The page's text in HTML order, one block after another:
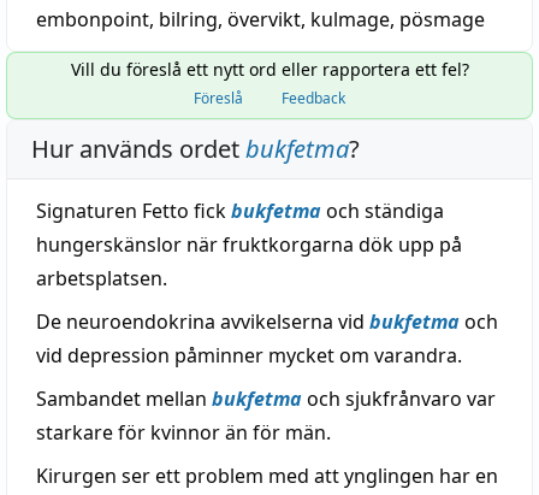
embonpoint, bilring, övervikt, kulmage, pösmage
Vill du föreslå ett nytt ord eller rapportera ett fel?
Föreslå Feedback
Hur används ordetbukfetma?
Signaturen Fetto fickbukfetmaoch ständiga
hungerskänslor när fruktkorgarna dök upp på
arbetsplatsen.
De neuroendokrina avvikelserna vid bukfetmaoch
vid depression påminner mycket om varandra.
Sambandet mellan bukfetmaoch sjukfrånvaro var
starkare för kvinnor än för män.
Kirurgen ser ett problem med att ynglingen har en